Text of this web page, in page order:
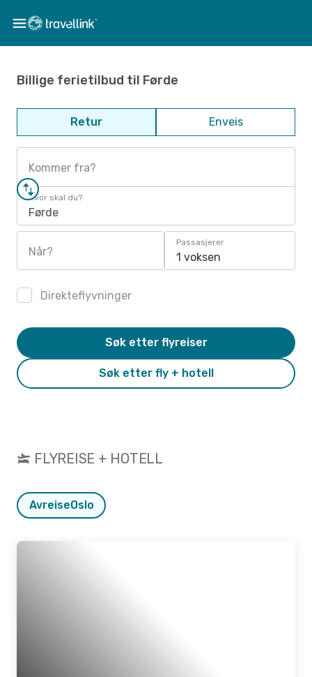
Billige ferietilbud til Førde
Retur Enveis
Kommer fra?
Hvor skal du?
Førde
Når?
Passasjerer
1 voksen
Direkteflyvninger
Søk etter fly + hotell
Søk etter flyreiser
FLYREISE + HOTELL
AvreiseOslo